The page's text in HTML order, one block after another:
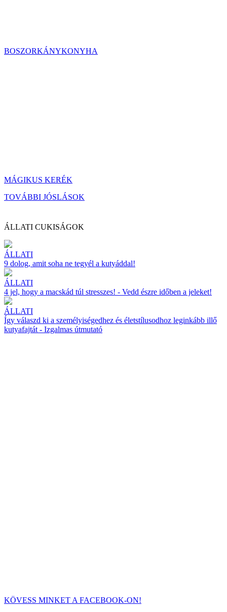
BOSZORKÁNYKONYHA
MÁGIKUS KERÉK
TOVÁBBI JÓSLÁSOK
ÁLLATI CUKISÁGOK
ÁLLATI
9 dolog, amit soha ne tegyél a kutyáddal!
ÁLLATI
4 jel, hogy a macskád túl stresszes! - Vedd észre időben a jeleket!
ÁLLATI
Így válaszd ki a személyiségedhez és életstílusodhoz leginkább illő
kutyafajtát - Izgalmas útmutató
KÖVESS MINKET A FACEBOOK-ON!